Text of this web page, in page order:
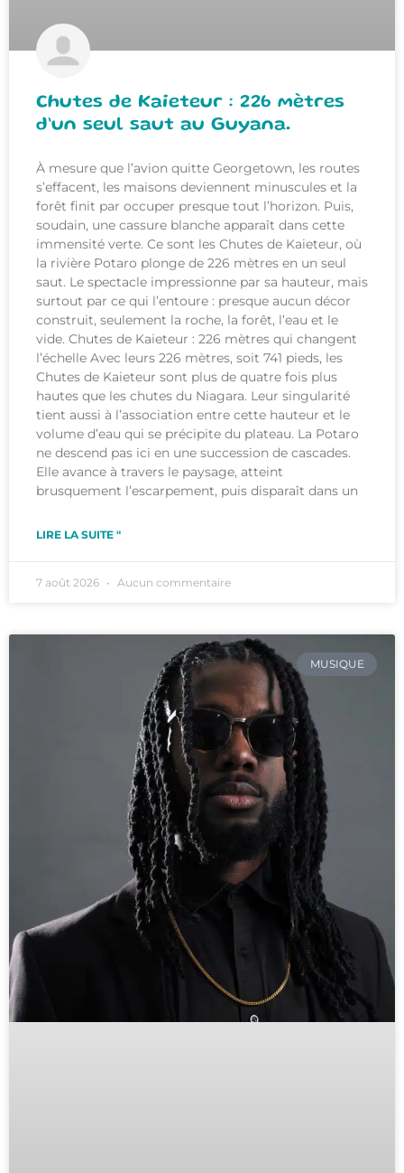
Chutes de Kaieteur : 226 mètres
d’un seul saut au Guyana.
À mesure que l’avion quitte Georgetown, les routes
s’effacent, les maisons deviennent minuscules et la
forêt finit par occuper presque tout l’horizon. Puis,
soudain, une cassure blanche apparaît dans cette
immensité verte. Ce sont les Chutes de Kaieteur, où
la rivière Potaro plonge de 226 mètres en un seul
saut. Le spectacle impressionne par sa hauteur, mais
surtout par ce qui l’entoure : presque aucun décor
construit, seulement la roche, la forêt, l’eau et le
vide. Chutes de Kaieteur : 226 mètres qui changent
l’échelle Avec leurs 226 mètres, soit 741 pieds, les
Chutes de Kaieteur sont plus de quatre fois plus
hautes que les chutes du Niagara. Leur singularité
tient aussi à l’association entre cette hauteur et le
volume d’eau qui se précipite du plateau. La Potaro
ne descend pas ici en une succession de cascades.
Elle avance à travers le paysage, atteint
brusquement l’escarpement, puis disparaît dans un
LIRE LA SUITE "
7 août 2026 Aucun commentaire
MUSIQUE